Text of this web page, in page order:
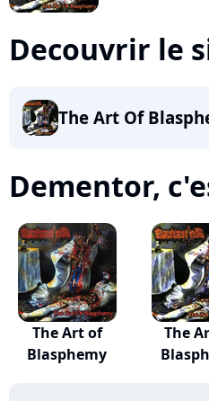
Decouvrir le
The Art Of
Dementor,
The Art of
Blasphemy
The